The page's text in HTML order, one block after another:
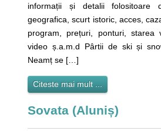
informații și detalii folositoare
geografica, scurt istoric, acces,
program, prețuri, ponturi, starea
video ș.a.m.d Pârtii de ski și
Neamț se […]
Citeste mai mult ...
Sovata (Aluniș)